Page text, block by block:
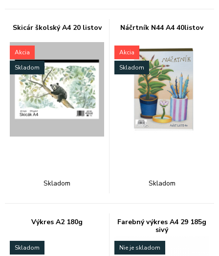
Skicár školský A4 20 listov
Akcia
Skladom
Skladom
Náčrtník N44 A4 40listov
Akcia
Skladom
Skladom
Výkres A2 180g
Skladom
Farebný výkres A4 29 185g
sivý
Nie je skladom